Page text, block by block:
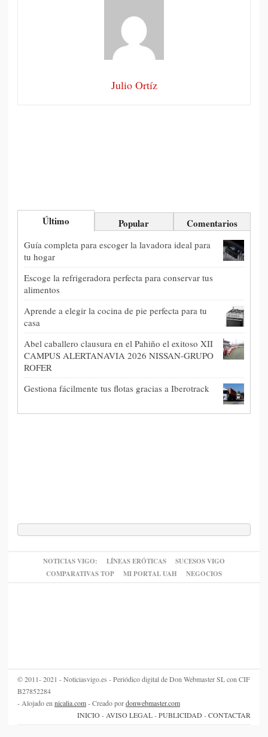
Julio Ortíz
Último Popular Comentarios
Guía completa para escoger la lavadora ideal para
tu hogar
Escoge la refrigeradora perfecta para conservar tus
alimentos
Aprende a elegir la cocina de pie perfecta para tu
casa
Abel caballero clausura en el Pahiño el exitoso XII
CAMPUS ALERTANAVIA 2026 NISSAN-GRUPO
ROFER
Gestiona fácilmente tus flotas gracias a Iberotrack
NOTICIAS VIGO: LÍNEAS ERÓTICAS
SUCESOS VIGO
COMPARATIVAS TOP
MI PORTAL UAH NEGOCIOS
© 2011- 2021 - Noticiasvigo.es - Periódico digital de Don Webmaster SL con CIF
B27852284
- Alojado en nicalia.com- Creado pordonwebmaster.com
INICIO- AVISO LEGAL-PUBLICIDAD -CONTACTAR